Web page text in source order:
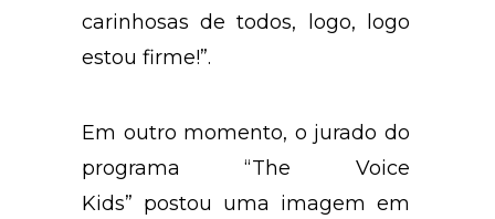
carinhosas de todos, logo, logo
estou firme!”.
Em outro momento, o jurado do
programa “The Voice
Kids” postou uma imagem em